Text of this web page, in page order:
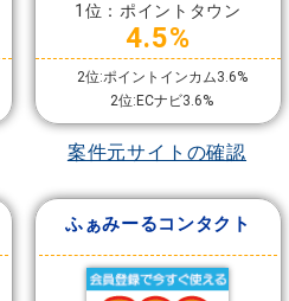
1位：ポイントタウン
4.5%
2位:ポイントインカム3.6%
2位:ECナビ3.6%
案件元サイトの確認
ふぁみーるコンタクト